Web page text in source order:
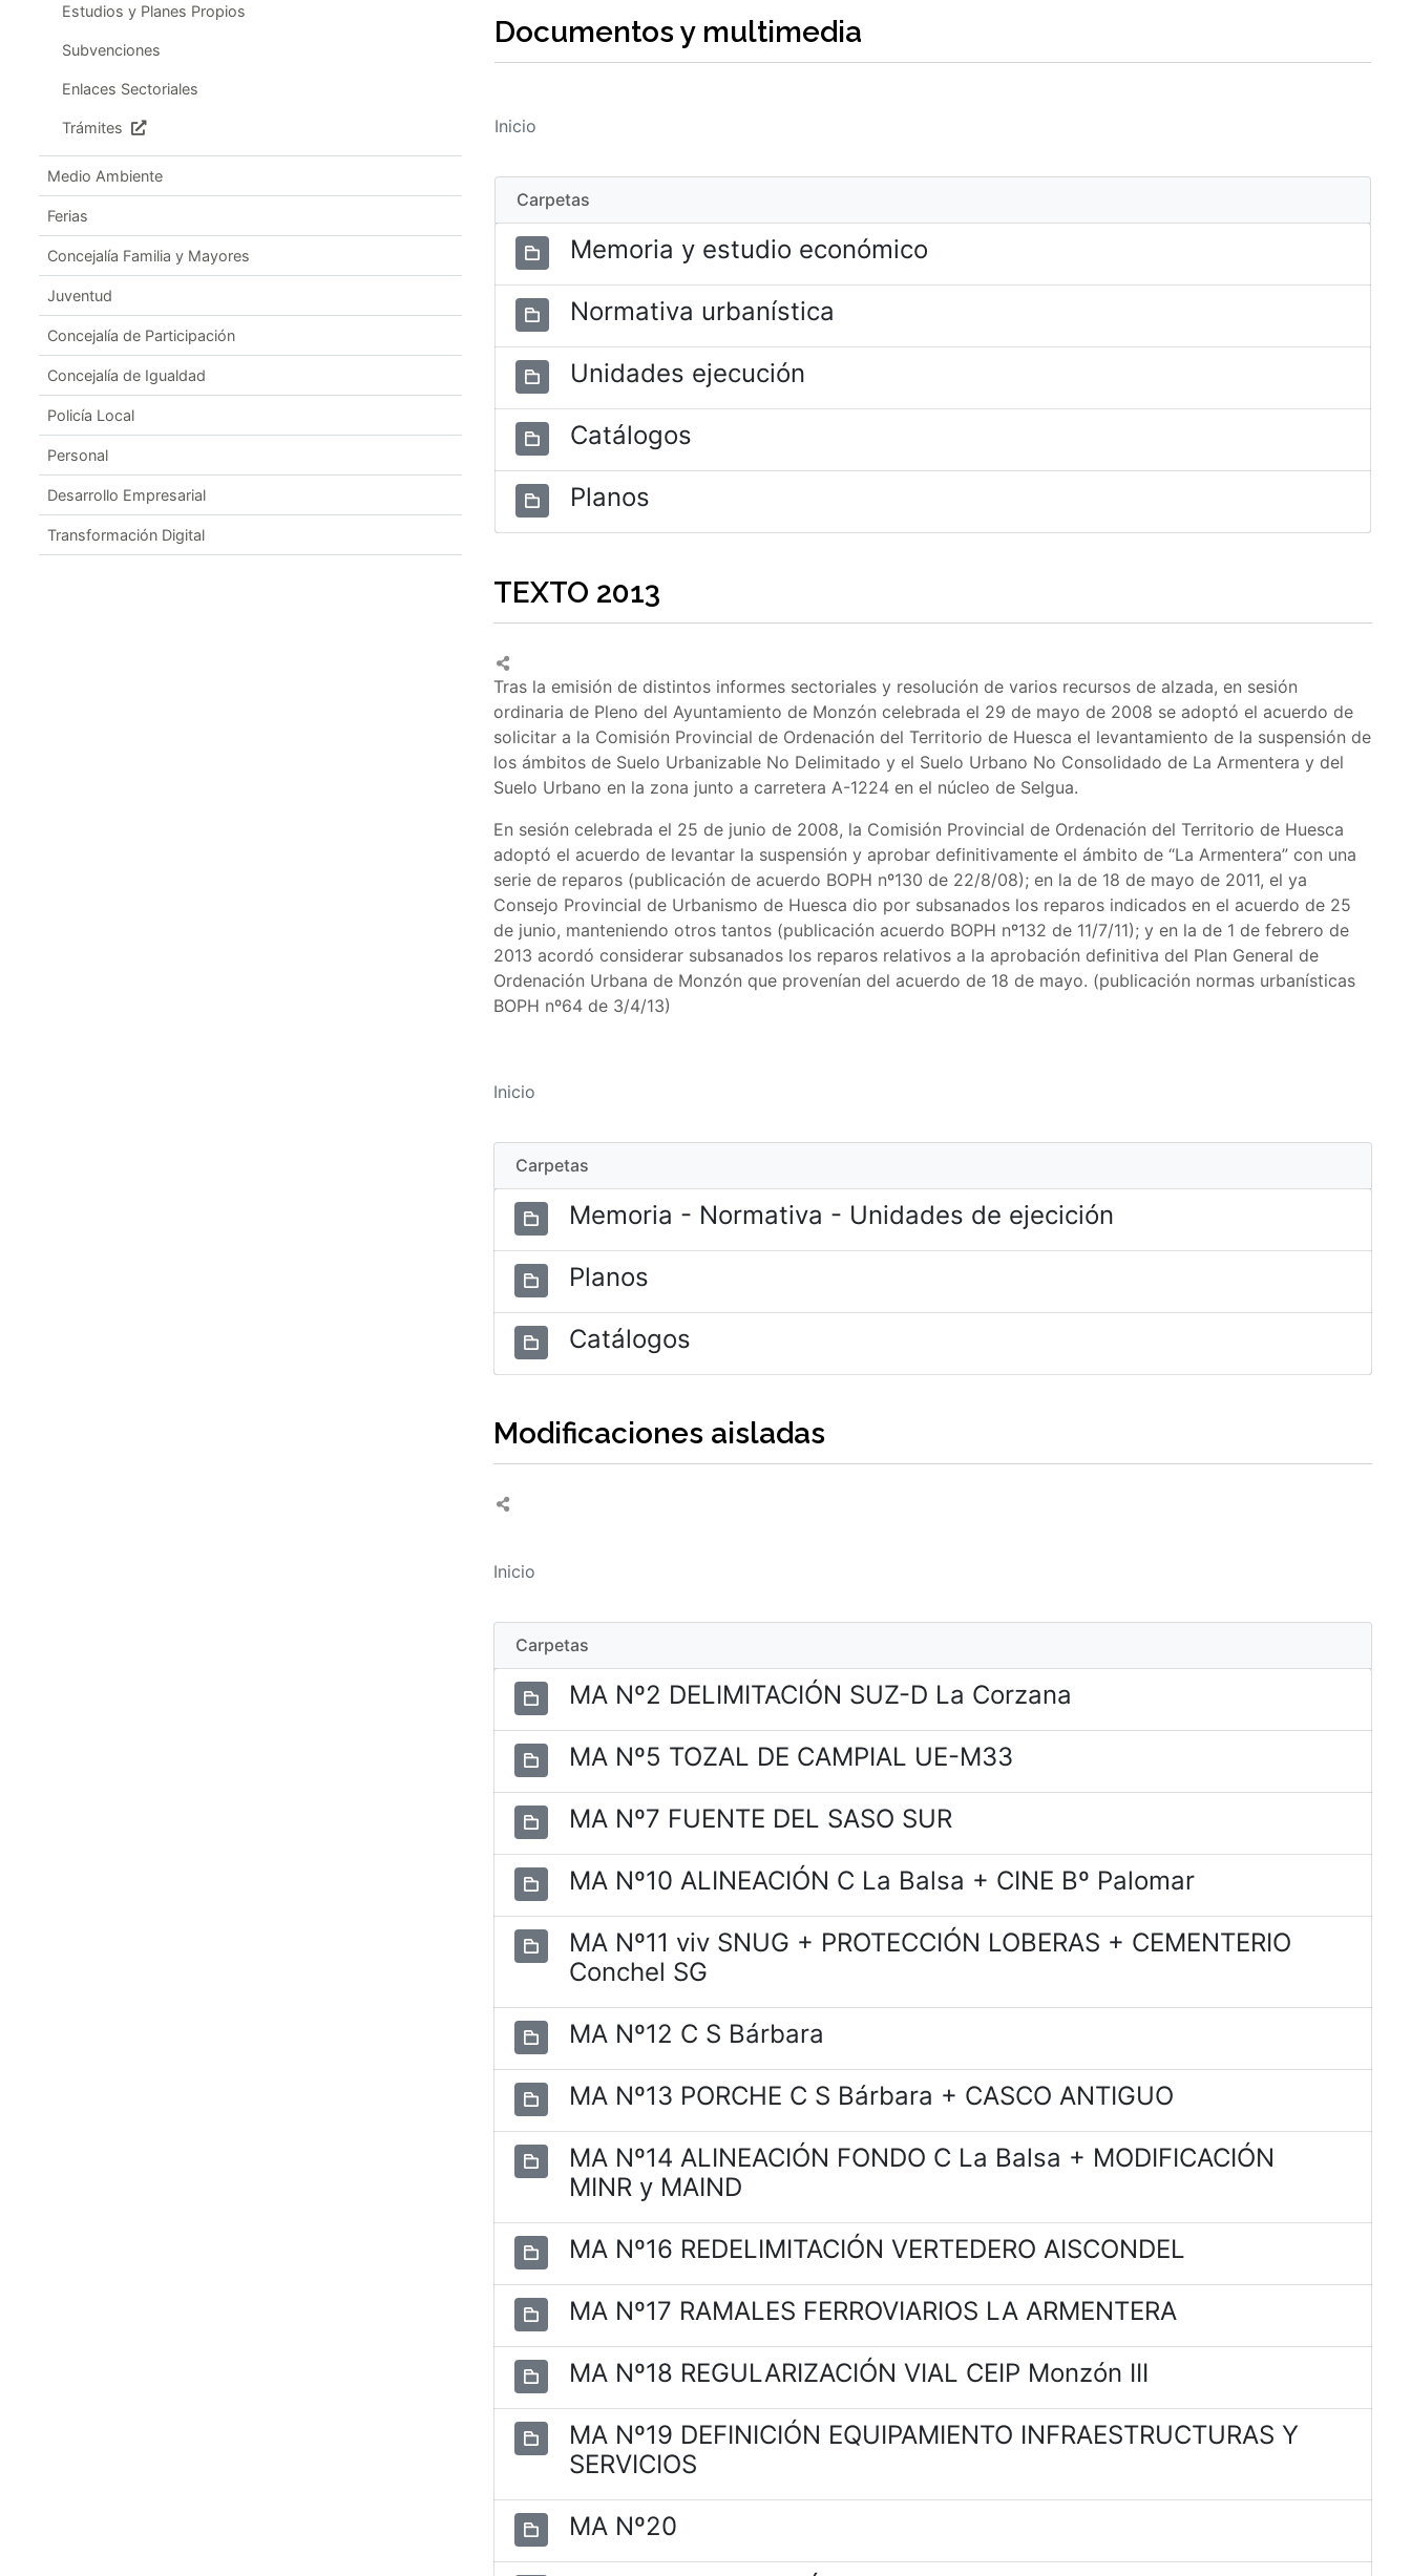
Estudios y Planes Propios
Subvenciones
Enlaces Sectoriales
Trámites
Medio Ambiente
Ferias
Concejalía Familia y Mayores
Juventud
Concejalía de Participación
Concejalía de Igualdad
Policía Local
Personal
Desarrollo Empresarial
Transformación Digital
Documentos y multimedia
Inicio
Carpetas
Memoria y estudio económico
Normativa urbanística
Unidades ejecución
Catálogos
Planos
TEXTO 2013
Tras la emisión de distintos informes sectoriales y resolución de varios recursos de alzada, en sesión
ordinaria de Pleno del Ayuntamiento de Monzón celebrada el 29 de mayo de 2008 se adoptó el acuerdo de
solicitar a la Comisión Provincial de Ordenación del Territorio de Huesca el levantamiento de la suspensión de
los ámbitos de Suelo Urbanizable No Delimitado y el Suelo Urbano No Consolidado de La Armentera y del
Suelo Urbano en la zona junto a carretera A-1224 en el núcleo de Selgua.
En sesión celebrada el 25 de junio de 2008, la Comisión Provincial de Ordenación del Territorio de Huesca
adoptó el acuerdo de levantar la suspensión y aprobar definitivamente el ámbito de “La Armentera” con una
serie de reparos (publicación de acuerdo BOPH nº130 de 22/8/08); en la de 18 de mayo de 2011, el ya
Consejo Provincial de Urbanismo de Huesca dio por subsanados los reparos indicados en el acuerdo de 25
de junio, manteniendo otros tantos (publicación acuerdo BOPH nº132 de 11/7/11); y en la de 1 de febrero de
2013 acordó considerar subsanados los reparos relativos a la aprobación definitiva del Plan General de
Ordenación Urbana de Monzón que provenían del acuerdo de 18 de mayo. (publicación normas urbanísticas
BOPH nº64 de 3/4/13)
Inicio
Carpetas
Memoria - Normativa - Unidades de ejecición
Planos
Catálogos
Modificaciones aisladas
Inicio
Carpetas
MA Nº2 DELIMITACIÓN SUZ-D La Corzana
MA Nº5 TOZAL DE CAMPIAL UE-M33
MA Nº7 FUENTE DEL SASO SUR
MA Nº10 ALINEACIÓN C La Balsa + CINE Bº Palomar
MA Nº11 viv SNUG + PROTECCIÓN LOBERAS + CEMENTERIO
Conchel SG
MA Nº12 C S Bárbara
MA Nº13 PORCHE C S Bárbara + CASCO ANTIGUO
MA Nº14 ALINEACIÓN FONDO C La Balsa + MODIFICACIÓN
MINR y MAIND
MA Nº16 REDELIMITACIÓN VERTEDERO AISCONDEL
MA Nº17 RAMALES FERROVIARIOS LA ARMENTERA
MA Nº18 REGULARIZACIÓN VIAL CEIP Monzón III
MA Nº19 DEFINICIÓN EQUIPAMIENTO INFRAESTRUCTURAS Y
SERVICIOS
MA Nº20